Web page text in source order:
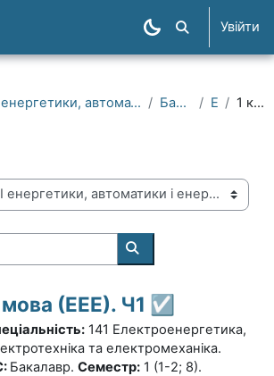
Пошук курсів
Увійти
ННІ енергетики, автоматики і енергозбереження Бакалаври ЕЕЕ 1 курс ЕЕЕ
Пошук курсів
мова (ЕЕЕ). Ч1 ☑️
141 Електроенергетика,
та електромеханіка.
Бакалавр. Семестр: 1 (1-2; 8).